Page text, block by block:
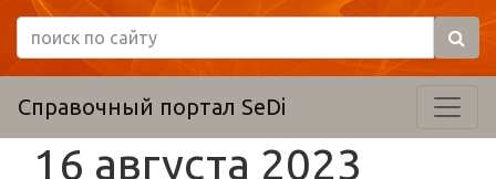
Справочный портал SeDi
16 августа 2023